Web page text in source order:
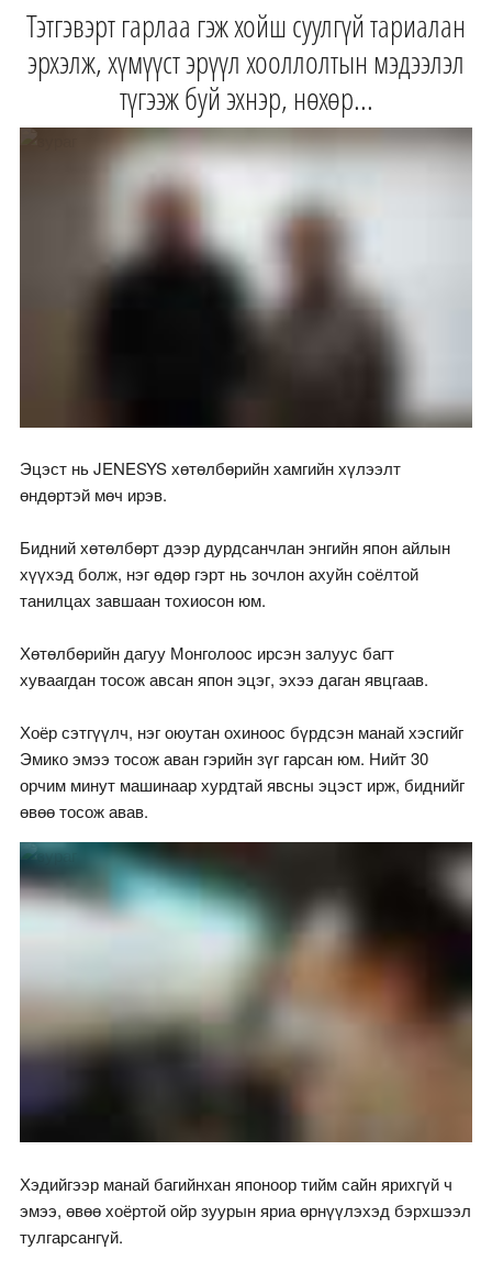
Тэтгэвэрт гарлаа гэж хойш суулгүй тариалан
эрхэлж, хүмүүст эрүүл хооллолтын мэдээлэл
түгээж буй эхнэр, нөхөр...
Эцэст нь JENESYS хөтөлбөрийн хамгийн хүлээлт
өндөртэй мөч ирэв.
Бидний хөтөлбөрт дээр дурдсанчлан энгийн япон айлын
хүүхэд болж, нэг өдөр гэрт нь зочлон ахуйн соёлтой
танилцах завшаан тохиосон юм.
Хөтөлбөрийн дагуу Монголоос ирсэн залуус багт
хуваагдан тосож авсан япон эцэг, эхээ даган явцгаав.
Хоёр сэтгүүлч, нэг оюутан охиноос бүрдсэн манай хэсгийг
Эмико эмээ тосож аван гэрийн зүг гарсан юм. Нийт 30
орчим минут машинаар хурдтай явсны эцэст ирж, биднийг
өвөө тосож авав.
Хэдийгээр манай багийнхан японоор тийм сайн ярихгүй ч
эмээ, өвөө хоёртой ойр зуурын яриа өрнүүлэхэд бэрхшээл
тулгарсангүй.